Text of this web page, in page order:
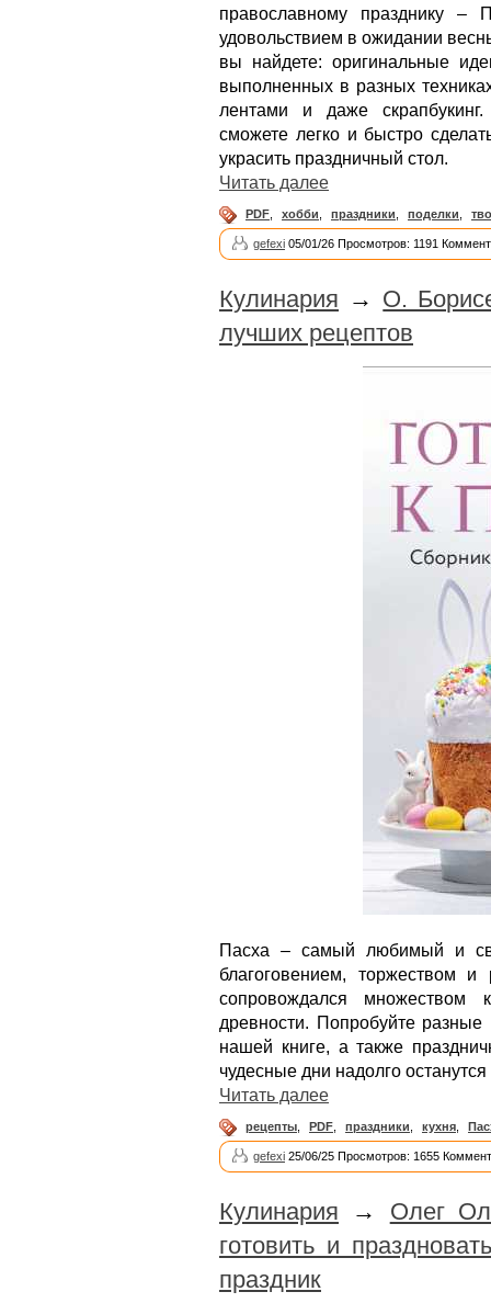
православному празднику
удовольствием в ожидании
вы найдете: оригинальные
выполненных в разных
лентами и даже
сможете легко и быстро
украсить праздничный стол.
Читать далее
PDF хобби праздники поделки
gefexi 05/01/26 Просмотров: 1191
Кулинария → О.
лучших рецептов
Пасха – самый любимый и
благоговением, торжеством
сопровождался множеством
древности. Попробуйте
нашей книге, а также
чудесные дни надолго
Читать далее
рецепты PDF праздники кухня
gefexi 25/06/25 Просмотров: 1655
Кулинария → Олег
готовить и
праздник